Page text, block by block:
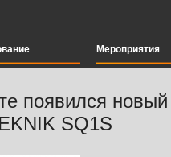
Мероприятия
появился
SQ1S